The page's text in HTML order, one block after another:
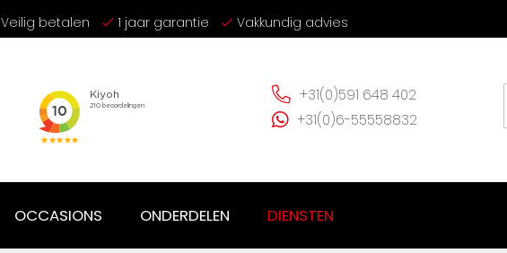
Veilig betalen 1 jaar garantie Vakkundig advies
+31(0)591 648 402
+31(0)6-55558832
OCCASIONS ONDERDELEN DIENSTEN